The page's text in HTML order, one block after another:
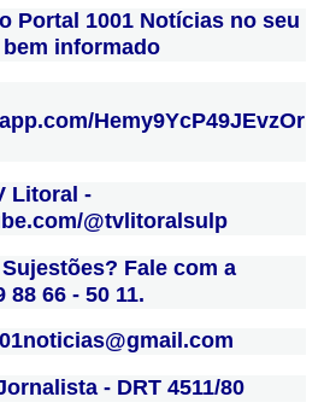
Portal 1001 Notícias no seu
informado
Hemy9YcP49JEvzOr
Litoral -
@tvlitoralsulp
Fale com a
66 - 50 11.
- DRT 4511/80